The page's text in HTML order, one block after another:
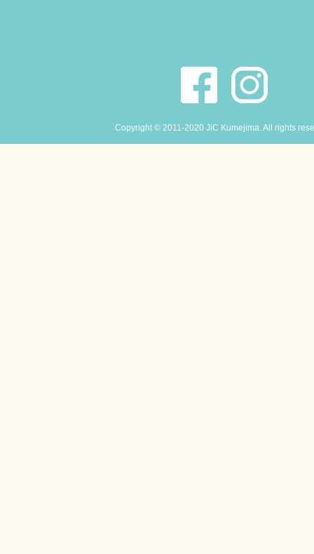
Copyright © 2011-2020 JiC Kumejima. All rights